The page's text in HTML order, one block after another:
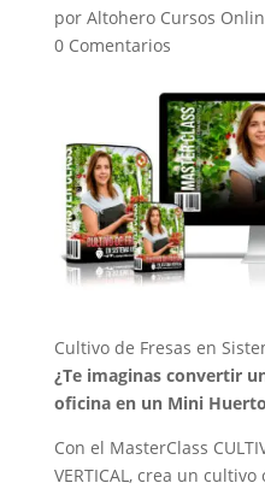
por Altohero Cursos
0 Comentarios
Cultivo de Fresas en
¿Te imaginas convertir
oficina en un Mini
Con el MasterClass
VERTICAL, crea un